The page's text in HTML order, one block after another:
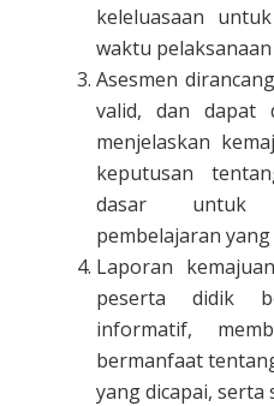
keleluasaan
waktu pelaksanaan
Asesmen
valid, dan dapat
menjelaskan
keputusan
dasar untuk
pembelajaran
Laporan
peserta didik
informatif,
bermanfaat
yang dicapai,